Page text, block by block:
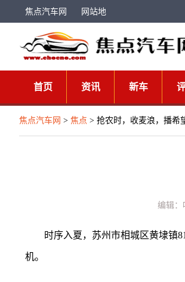
焦点汽车网 网站地
首页 资讯 新车
焦点汽车网 > 焦点 > 抢农时，收麦浪，播希
编辑：
时序入夏，苏州市相城区黄埭镇
机。